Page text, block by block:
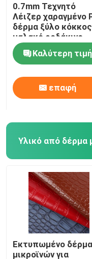
0.7mm Τεχνητό
Λέιζερ χαραγμένο
δέρμα ξύλο κόκκος
μαλακό ροδάκινο
Καλύτερη τιμή
επαφή
Υλικό από δέρμα
Εκτυπωμένο δέρμα
μικροϊνών για